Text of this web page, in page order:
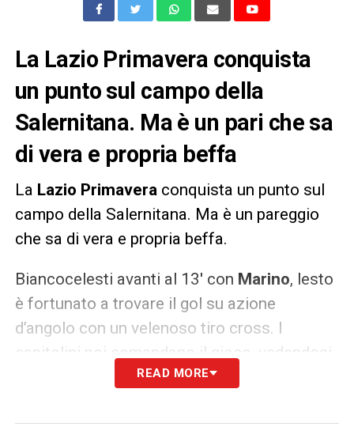
La Lazio Primavera conquista
un punto sul campo della
Salernitana. Ma è un pari che sa
di vera e propria beffa
La Lazio Primaveraconquista un punto sul
campo della Salernitana. Ma è un pareggio
che sa di vera e propria beffa.
Biancocelesti avanti al 13′ con Marino, lesto
è fortunato a trovare il gol su azione
d’angolo con un velenoso tiro cross. I
capitolini poi comandano il gioco, vedendosi
negato un rigore e soprattutto non riuscendo
quindi il pari all’86’, conMarsiliche sbaglia il
READ MORE